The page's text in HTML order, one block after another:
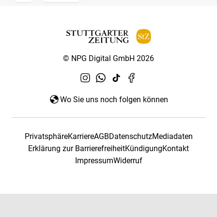
© NPG Digital GmbH 2026
Wo Sie uns noch folgen können
PrivatsphäreKarriereAGBDatenschutzMediadaten
Erklärung zur BarrierefreiheitKündigungKontakt
ImpressumWiderruf